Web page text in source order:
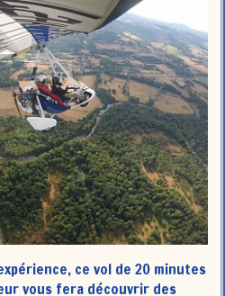
ce vol de 20 minutes
vous fera découvrir des